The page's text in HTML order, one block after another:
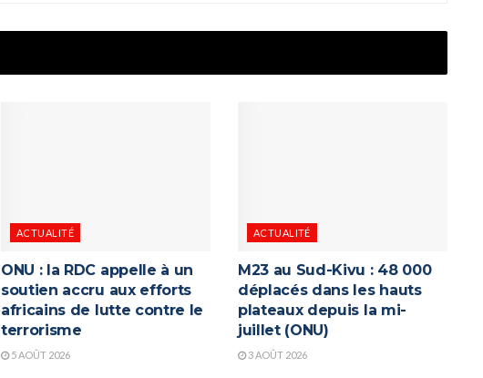
ACTUALITÉ
ONU : la RDC appelle à un
soutien accru aux efforts
africains de lutte contre le
terrorisme
5 AOÛT 2026
ACTUALITÉ
M23 au Sud-Kivu : 48 000
déplacés dans les hauts
plateaux depuis la mi-
juillet (ONU)
3 AOÛT 2026